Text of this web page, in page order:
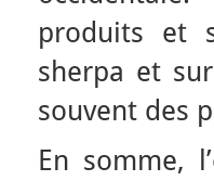
produits et
sherpa et
souvent des
En somme,